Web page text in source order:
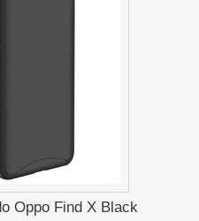
Oppo Find X Black